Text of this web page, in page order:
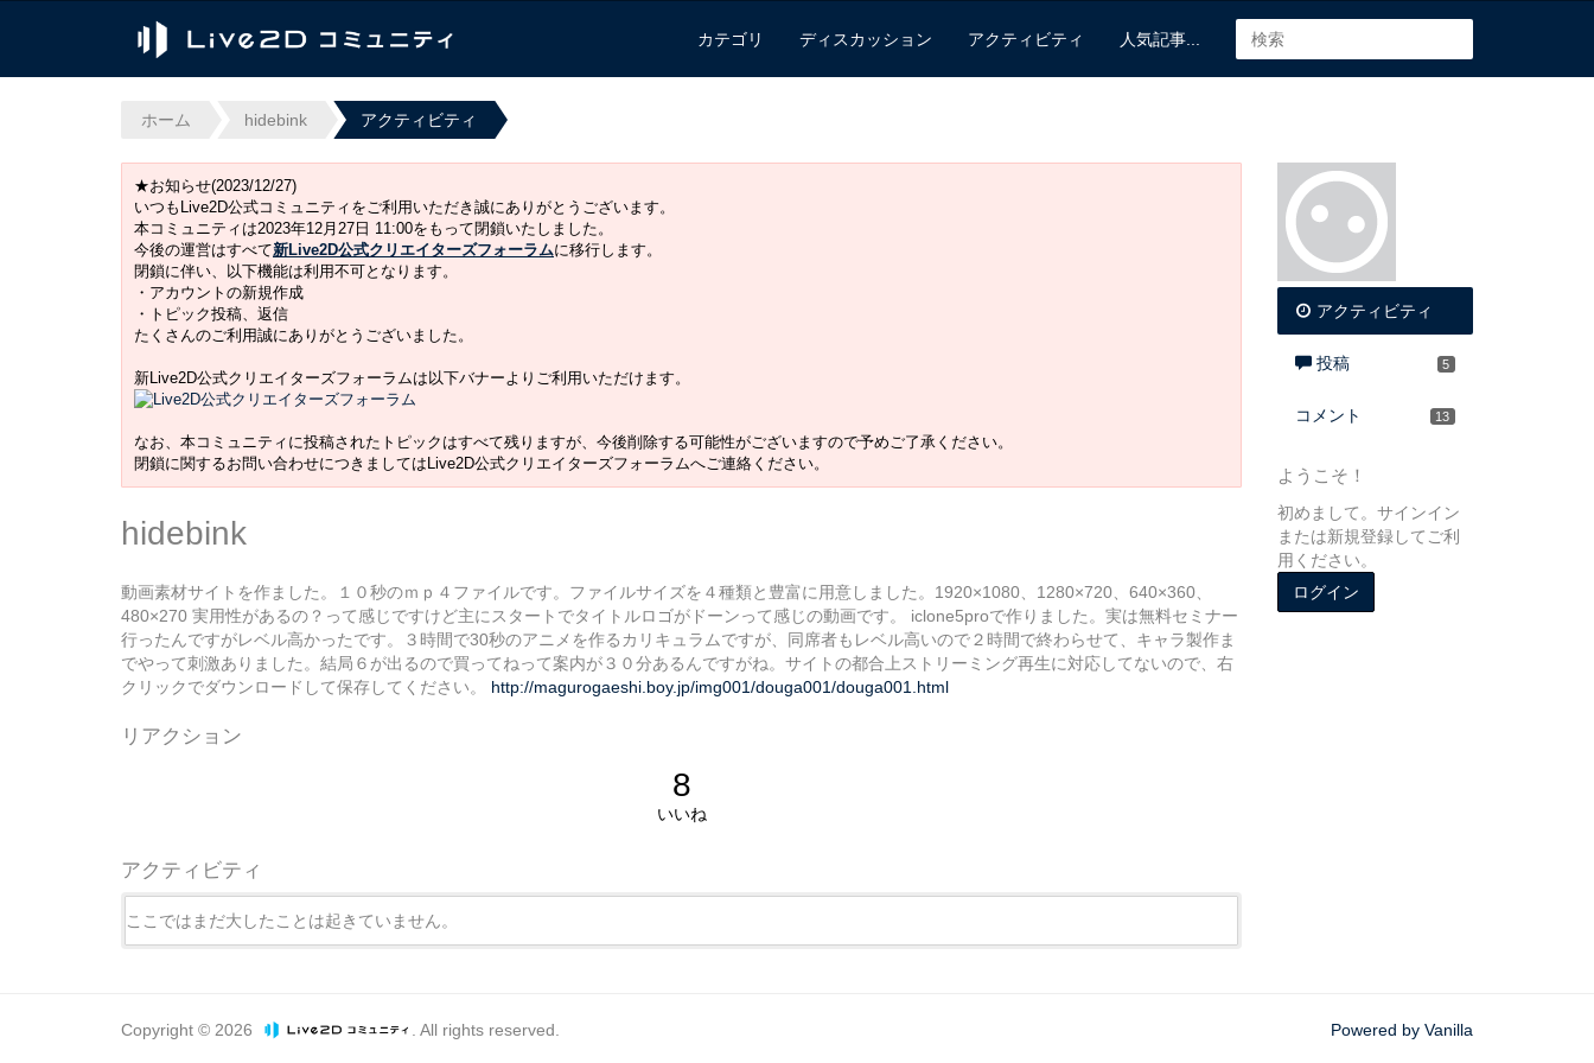
カテゴリ ディスカッション アクティビティ 人気記事...
ホーム hidebink アクティビティ
★お知らせ(2023/12/27)
いつもLive2D公式コミュニティをご利用いただき誠にありがとうございます。
本コミュニティは2023年12月27日 11:00をもって閉鎖いたしました。
今後の運営はすべて新Live2D公式クリエイターズフォーラムに移行します。
閉鎖に伴い、以下機能は利用不可となります。
・アカウントの新規作成
・トピック投稿、返信
たくさんのご利用誠にありがとうございました。
新Live2D公式クリエイターズフォーラムは以下バナーよりご利用いただけます。
なお、本コミュニティに投稿されたトピックはすべて残りますが、今後削除する可能性がございますので予めご了承ください。
閉鎖に関するお問い合わせにつきましてはLive2D公式クリエイターズフォーラムへご連絡ください。
hidebink
動画素材サイトを作ました。１０秒のｍｐ４ファイルです。ファイルサイズを４種類と豊富に用意しました。1920×1080、1280×720、640×360、
480×270 実用性があるの？って感じですけど主にスタートでタイトルロゴがドーンって感じの動画です。 iclone5proで作りました。実は無料セミナー
行ったんですがレベル高かったです。３時間で30秒のアニメを作るカリキュラムですが、同席者もレベル高いので２時間で終わらせて、キャラ製作ま
でやって刺激ありました。結局６が出るので買ってねって案内が３０分あるんですがね。サイトの都合上ストリーミング再生に対応してないので、右
クリックでダウンロードして保存してください。 http://magurogaeshi.boy.jp/img001/douga001/douga001.html
リアクション
8
いいね
アクティビティ
ここではまだ大したことは起きていません。
アクティビティ
投稿 5
コメント 13
ようこそ！
初めまして。サインイン
または新規登録してご利
用ください。
ログイン
Copyright © 2026 . All rights reserved. Powered by Vanilla